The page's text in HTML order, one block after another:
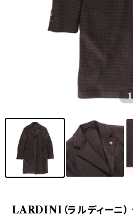
1
LARDINI（ラルディーニ）